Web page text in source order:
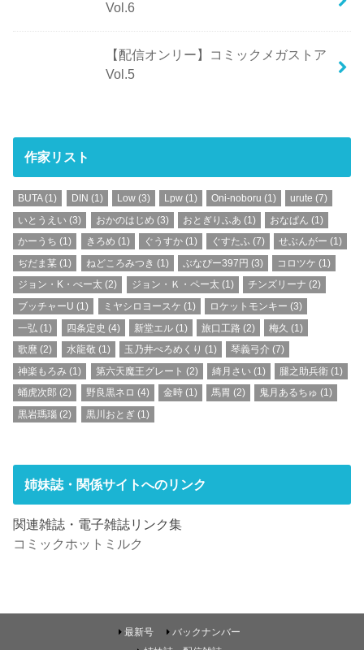
Vol.6
【配信オンリー】コミックメガストア
Vol.5
作家リスト
BUTA(1) DIN (1) Low(3) Lpw (1) Oni-noboru (1) urute (7)
いとうえい (3) おかのはじめ (3) おとぎりふあ (1) おなぱん (1)
かーうち (1) きろめ (1) ぐうすか(1) ぐすたふ (7) せぶんがー (1)
ぢだま某 (1) ねどころみつき (1) ぶなぴー397円 (3) コロツケ (1)
ジョン・K・ぺー太 (2) ジョン・Ｋ・ペー太 (1) チンズリーナ (2)
ブッチャーU (1) ミヤシロヨースケ (1) ロケットモンキー (3)
一弘 (1) 四条定史 (4) 新堂エル(1) 旅口工路 (2) 梅久 (1)
歌麿 (2) 水龍敬 (1) 玉乃井ぺろめくり (1) 琴義弓介 (7)
神楽もろみ (1) 第六天魔王グレート (2) 綺月さい(1) 腿之助兵衛 (1)
蛹虎次郎 (2) 野良黒ネロ (4) 金時(1) 馬胃 (2) 鬼月あるちゅ (1)
黒岩瑪瑙 (2) 黒川おとぎ (1)
姉妹誌・関係サイトへのリンク
関連雑誌・電子雑誌リンク集
コミックホットミルク
最新号
バックナンバー